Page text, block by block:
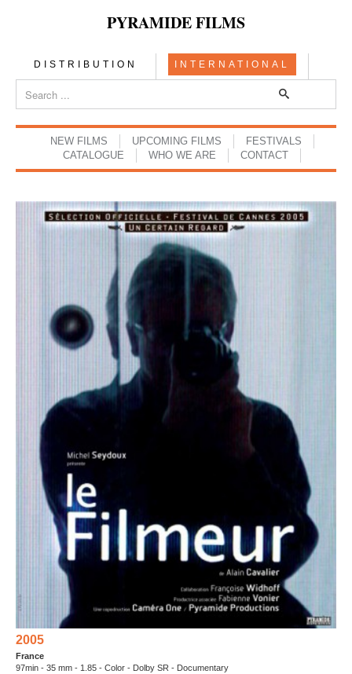
PYRAMIDE FILMS
DISTRIBUTION INTERNATIONAL
NEW FILMS UPCOMING FILMS
FESTIVALS
CATALOGUE
WHO WE ARE CONTACT
2005
France
97min - 35 mm - 1.85 - Color - Dolby SR - Documentary